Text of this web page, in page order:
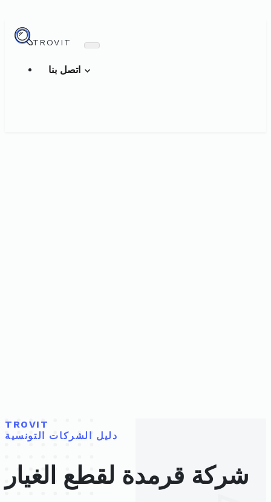
TROVIT
TROVIT
دليل الشركات التونسية
شركة قرمدة لقطع الغيار